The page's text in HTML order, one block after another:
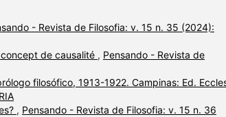
- Revista de Filosofia: v. 15 n. 35 (2024):
de causalité , Pensando - Revista de
filosófico, 1913-1922. Campinas: Ed.
, Pensando - Revista de Filosofia: v. 15 n. 36